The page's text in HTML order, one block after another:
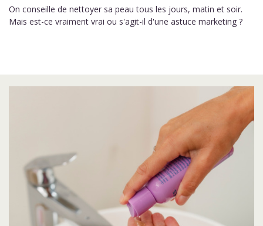
On conseille de nettoyer sa peau tous les jours, matin et soir.
Mais est-ce vraiment vrai ou s'agit-il d'une astuce marketing ?